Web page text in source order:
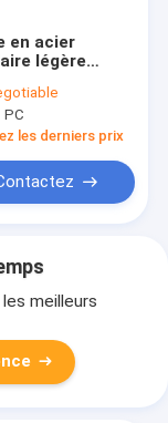
en acier
légère
pour le toit de
PC
les derniers prix
meilleurs